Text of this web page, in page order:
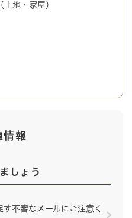
地・家屋）
情報
しょう
す不審なメールにご注意く